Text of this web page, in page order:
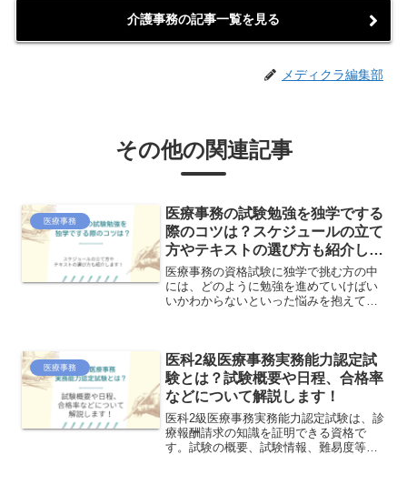
介護事務の記事一覧を見る
メディクラ編集部
その他の関連記事
医療事務
医療事務の試験勉強を独学でする
際のコツは？スケジュールの立て
方やテキストの選び方も紹介しま
す！
医療事務の資格試験に独学で挑む方の中
には、どのように勉強を進めていけばい
いかわからないといった悩みを抱えてい
の勉強をする際のコツなどについて詳し
く解説していきます。
医療事務
医科2級医療事務実務能力認定試
験とは？試験概要や日程、合格率
などについて解説します！
医科2級医療事務実務能力認定試験は、診
療報酬請求の知識を証明できる資格で
す。試験の概要、試験情報、難易度等に